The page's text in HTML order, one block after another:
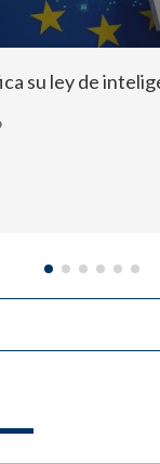
su ley de